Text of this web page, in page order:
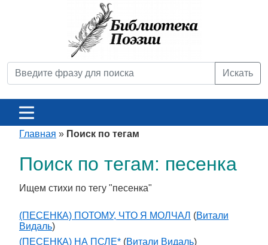
Искать
Главная » Поиск по тегам
Поиск по тегам: песенка
Ищем стихи по тегу "песенка"
(ПЕСЕНКА) ПОТОМУ, ЧТО Я МОЛЧАЛ (Витали
Видаль)
(ПЕСЕНКА) НА ПСЛЕ* (Витали Видаль)